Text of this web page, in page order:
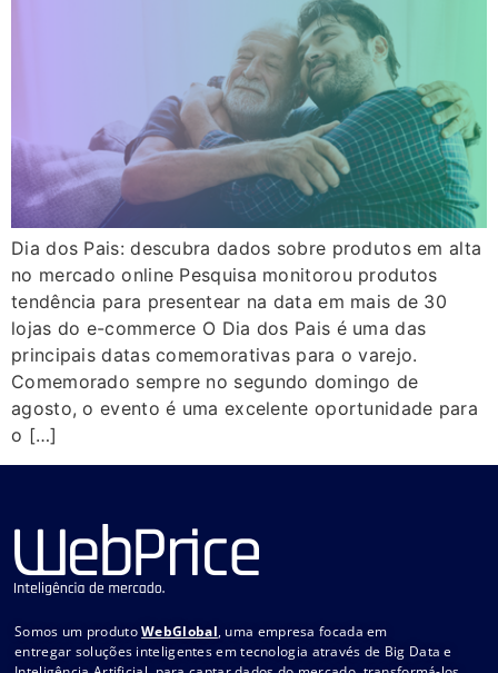
Dia dos Pais: descubra dados sobre produtos em alta
no mercado online Pesquisa monitorou produtos
tendência para presentear na data em mais de 30
lojas do e-commerce O Dia dos Pais é uma das
principais datas comemorativas para o varejo.
Comemorado sempre no segundo domingo de
agosto, o evento é uma excelente oportunidade para
o […]
Somos um produtoWebGlobal, uma empresa focada em
entregar soluções inteligentes em tecnologia através de Big Data e